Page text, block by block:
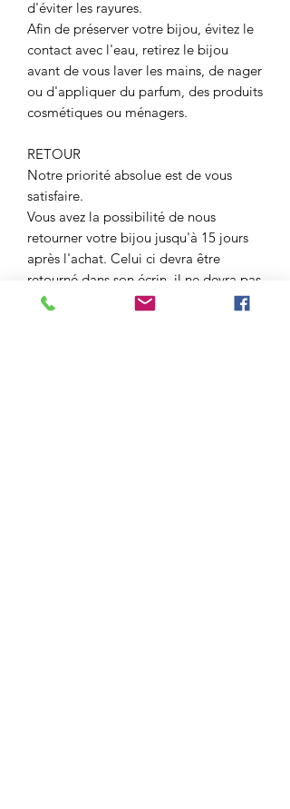
d'éviter les rayures.
Afin de préserver votre bijou, évitez le
contact avec l'eau, retirez le bijou
avant de vous laver les mains, de nager
ou d'appliquer du parfum, des produits
cosmétiques ou ménagers.
RETOUR
Notre priorité absolue est de vous
satisfaire.
Vous avez la possibilité de nous
retourner votre bijou jusqu'à 15 jours
après l'achat. Celui ci devra être
retourné dans son écrin, il ne devra pas
avoir été porté. Vous pourrez nous